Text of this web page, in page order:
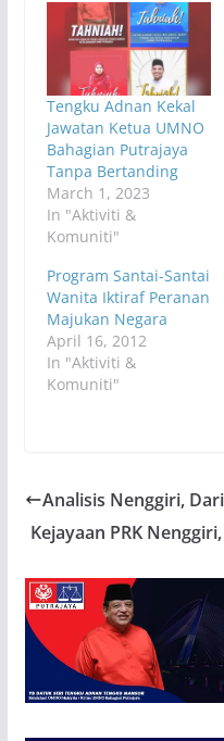
Tengku Adnan Kekal
Jawatan Ketua UMNO
Bahagian Putrajaya
Tanpa Bertanding
March 1, 2023
In "Aktiviti &
Komuniti"
Program Santai-Santai
Wanita Iktiraf Peranan
Majukan Negara
April 16, 2012
In "Aktiviti &
Komuniti"
Analisis Nenggiri,
Kejayaan PRK